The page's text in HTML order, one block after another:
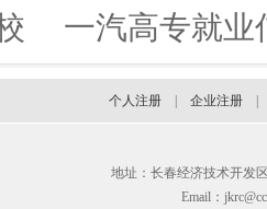
一汽高专就业
个人注册 企业注册
地址：长春经济技术开发
Email：